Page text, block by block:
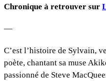
Chronique à retrouver sur
—
C’est l’histoire de Sylvain,
poète, chantant sa muse
passionné de Steve